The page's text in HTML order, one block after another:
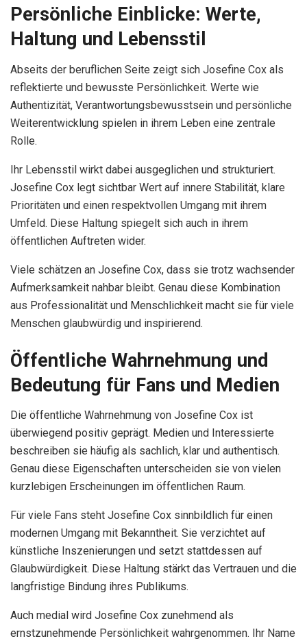
Persönliche Einblicke: Werte,
Haltung und Lebensstil
Abseits der beruflichen Seite zeigt sich Josefine Cox als
reflektierte und bewusste Persönlichkeit. Werte wie
Authentizität, Verantwortungsbewusstsein und persönliche
Weiterentwicklung spielen in ihrem Leben eine zentrale
Rolle.
Ihr Lebensstil wirkt dabei ausgeglichen und strukturiert.
Josefine Cox legt sichtbar Wert auf innere Stabilität, klare
Prioritäten und einen respektvollen Umgang mit ihrem
Umfeld. Diese Haltung spiegelt sich auch in ihrem
öffentlichen Auftreten wider.
Viele schätzen an Josefine Cox, dass sie trotz wachsender
Aufmerksamkeit nahbar bleibt. Genau diese Kombination
aus Professionalität und Menschlichkeit macht sie für viele
Menschen glaubwürdig und inspirierend.
Öffentliche Wahrnehmung und
Bedeutung für Fans und Medien
Die öffentliche Wahrnehmung von Josefine Cox ist
überwiegend positiv geprägt. Medien und Interessierte
beschreiben sie häufig als sachlich, klar und authentisch.
Genau diese Eigenschaften unterscheiden sie von vielen
kurzlebigen Erscheinungen im öffentlichen Raum.
Für viele Fans steht Josefine Cox sinnbildlich für einen
modernen Umgang mit Bekanntheit. Sie verzichtet auf
künstliche Inszenierungen und setzt stattdessen auf
Glaubwürdigkeit. Diese Haltung stärkt das Vertrauen und die
langfristige Bindung ihres Publikums.
Auch medial wird Josefine Cox zunehmend als
ernstzunehmende Persönlichkeit wahrgenommen. Ihr Name